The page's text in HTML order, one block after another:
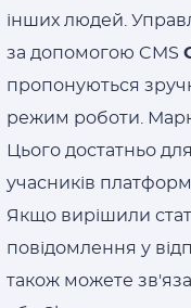
інших людей.
за допомогою CMS
пропонуються
режим роботи.
Цього достатньо
учасників
Якщо вирішили
повідомлення у
також можете